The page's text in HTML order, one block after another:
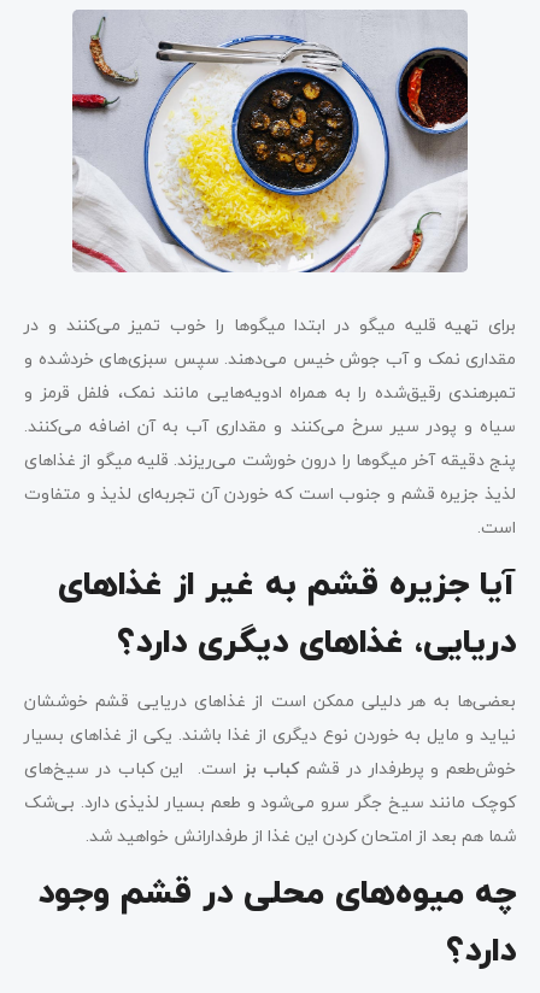
برای تهیه قلیه میگو در ابتدا میگوها را خوب تمیز می‌کنند و در
مقداری نمک و آب جوش خیس می‌دهند. سپس سبزی‌های خردشده و
تمبرهندی رقیق‌شده را به همراه ادویه‌هایی مانند نمک، فلفل قرمز و
سیاه و پودر سیر سرخ می‌کنند و مقداری آب به آن اضافه می‌کنند.
پنج دقیقه آخر میگوها را درون خورشت می‌ریزند. قلیه میگو از غذاهای
لذیذ جزیره قشم و جنوب است که خوردن آن تجربه‌ای لذیذ و متفاوت
است.
آیا جزیره قشم به غیر از غذاهای
دریایی، غذاهای دیگری دارد؟
بعضی‌ها به هر دلیلی ممکن است از غذاهای دریایی قشم خوششان
نیاید و مایل به خوردن نوع دیگری از غذا باشند. یکی از غذاهای بسیار
خوش‌طعم و پرطرفدار در قشمکباب بز است. این کباب در سیخ‌های
کوچک مانند سیخ جگر سرو می‌شود و طعم بسیار لذیذی دارد. بی‌شک
شما هم بعد از امتحان کردن این غذا از طرفدارانش خواهید شد.
چه میوه‌های محلی در قشم وجود
دارد؟